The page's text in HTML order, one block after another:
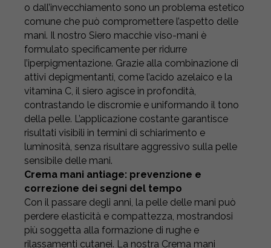
o dall’invecchiamento sono un problema estetico
comune che può compromettere l’aspetto delle
mani. Il nostro Siero macchie viso-mani è
formulato specificamente per ridurre
l’iperpigmentazione. Grazie alla combinazione di
attivi depigmentanti, come l’acido azelaico e la
vitamina C, il siero agisce in profondità,
contrastando le discromie e uniformando il tono
della pelle. L’applicazione costante garantisce
risultati visibili in termini di schiarimento e
luminosità, senza risultare aggressivo sulla pelle
sensibile delle mani.
Crema mani antiage: prevenzione e
correzione dei segni del tempo
Con il passare degli anni, la pelle delle mani può
perdere elasticità e compattezza, mostrandosi
più soggetta alla formazione di rughe e
rilassamenti cutanei. La nostra Crema mani